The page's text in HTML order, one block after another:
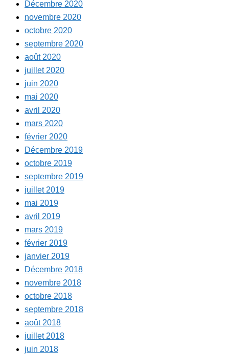
Décembre 2020
novembre 2020
octobre 2020
septembre 2020
août 2020
juillet 2020
juin 2020
mai 2020
avril 2020
mars 2020
février 2020
Décembre 2019
octobre 2019
septembre 2019
juillet 2019
mai 2019
avril 2019
mars 2019
février 2019
janvier 2019
Décembre 2018
novembre 2018
octobre 2018
septembre 2018
août 2018
juillet 2018
juin 2018